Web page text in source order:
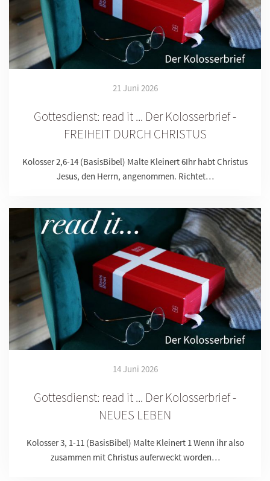
21 Juni 2026
Gottesdienst: read it ... Der Kolosserbrief -
FREIHEIT DURCH CHRISTUS
Kolosser 2,6-14 (BasisBibel) Malte Kleinert 6Ihr habt Christus
Jesus, den Herrn, angenommen. Richtet…
14 Juni 2026
Gottesdienst: read it ... Der Kolosserbrief -
NEUES LEBEN
Kolosser 3, 1-11 (BasisBibel) Malte Kleinert 1 Wenn ihr also
zusammen mit Christus auferweckt worden…